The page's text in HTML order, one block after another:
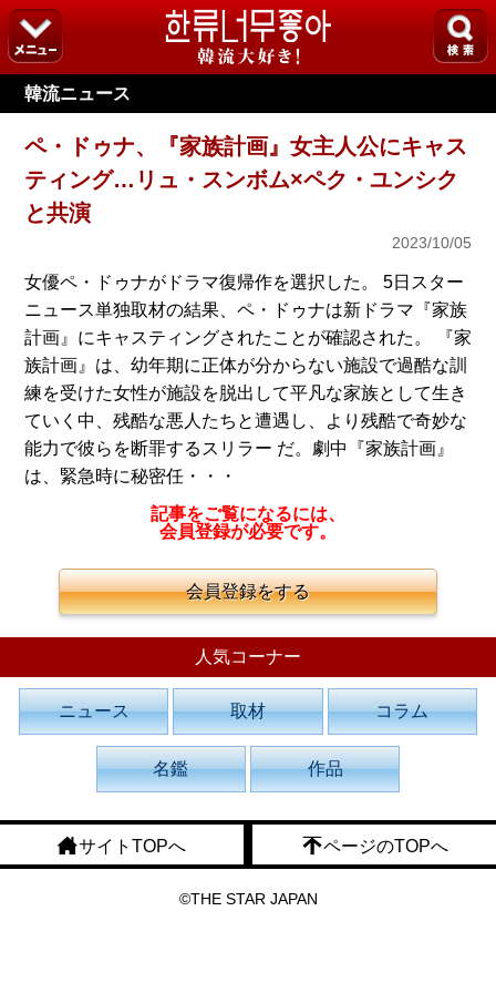
韓流ニュース
ペ・ドゥナ、『家族計画』女主人公にキャス
ティング…リュ・スンボム×ペク・ユンシク
と共演
2023/10/05
女優ペ・ドゥナがドラマ復帰作を選択した。 5日スター
ニュース単独取材の結果、ペ・ドゥナは新ドラマ『家族
計画』にキャスティングされたことが確認された。 『家
族計画』は、幼年期に正体が分からない施設で過酷な訓
練を受けた女性が施設を脱出して平凡な家族として生き
ていく中、残酷な悪人たちと遭遇し、より残酷で奇妙な
能力で彼らを断罪するスリラー だ。劇中『家族計画』
は、緊急時に秘密任・・・
記事をご覧になるには、
会員登録が必要です。
会員登録をする
人気コーナー
ニュース 取材 コラム
名鑑 作品
サイトTOPへ ページのTOPへ
©THE STAR JAPAN